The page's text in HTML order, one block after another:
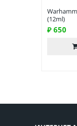
(12ml)
₽ 650